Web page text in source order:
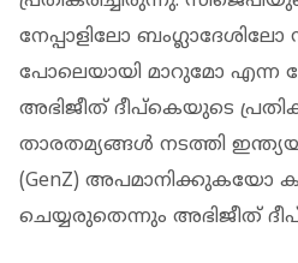
നേപ്പാളിലോ ബംഗ്ലാദേശിലോ
പോലെയായി മാറുമോ എന്ന
അഭിജീത് ദീപ്കെയുടെ
താരതമ്യങ്ങൾ നടത്തി
(GenZ)
ചെയ്യരുതെന്നും അഭിജീത്